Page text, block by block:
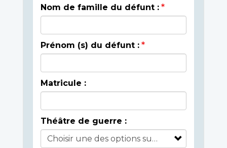
Nom de famille du défunt :
Prénom (s) du défunt :
Matricule :
Théâtre de guerre :